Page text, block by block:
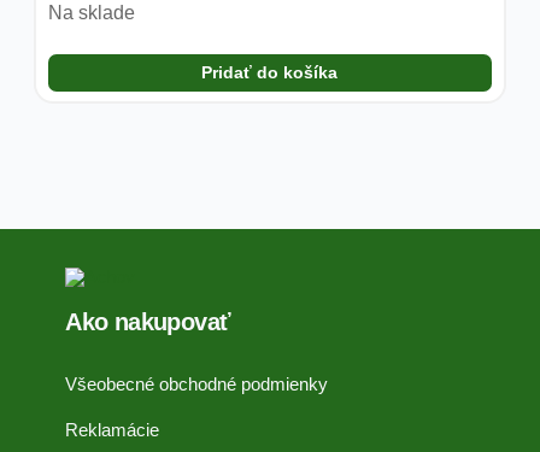
Na sklade
Pridať do košíka
Ako nakupovať
Všeobecné obchodné podmienky
Reklamácie